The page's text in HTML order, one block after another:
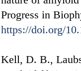
Progress in
https://doi.org/
Kell, D. B.,